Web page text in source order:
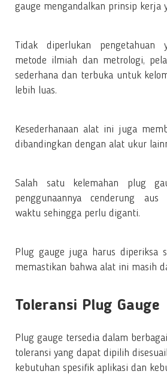
gauge mengandalkan prinsip kerja
Tidak diperlukan pengetahuan
metode ilmiah dan metrologi,
sederhana dan terbuka untuk
lebih luas.
Kesederhanaan alat ini juga
dibandingkan dengan alat ukur
Salah satu kelemahan plug
penggunaannya cenderung aus
waktu sehingga perlu diganti.
Plug gauge juga harus diperiksa
memastikan bahwa alat ini masih
Toleransi Plug Gauge
Plug gauge tersedia dalam
toleransi yang dapat dipilih
kebutuhan spesifik aplikasi dan